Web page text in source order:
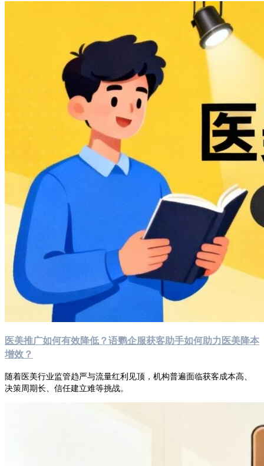
医美推广如何有效降低？语鹦企服获客助手如何助力医美降本
增效？
随着医美行业监管趋严与流量红利见顶，机构普遍面临获客成本高、
决策周期长、信任建立难等挑战。